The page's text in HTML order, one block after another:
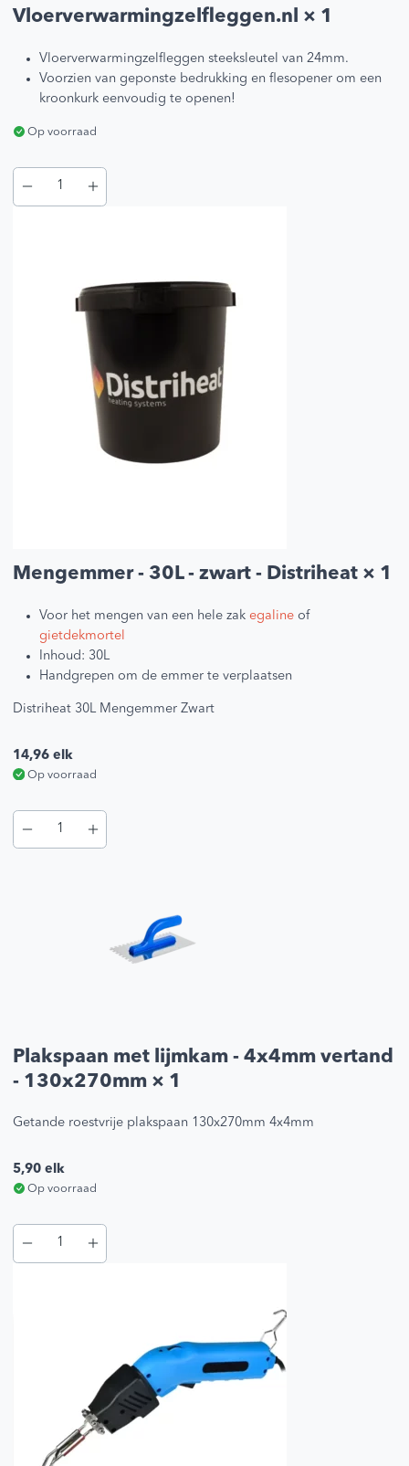
Vloerverwarmingzelfleggen.nl
× 1
Vloerverwarmingzelfleggen steeksleutel van 24mm.
Voorzien van geponste bedrukking en flesopener om een
kroonkurk eenvoudig te openen!
Op voorraad
Mengemmer - 30L - zwart - Distriheat × 1
Voor het mengen van een hele zakegaline of
gietdekmortel
Inhoud: 30L
Handgrepen om de emmer te verplaatsen
Distriheat 30L Mengemmer Zwart
14,96 elk
Op voorraad
Plakspaan met lijmkam - 4x4mm vertand
- 130x270mm × 1
Getande roestvrije plakspaan 130x270mm 4x4mm
5,90 elk
Op voorraad